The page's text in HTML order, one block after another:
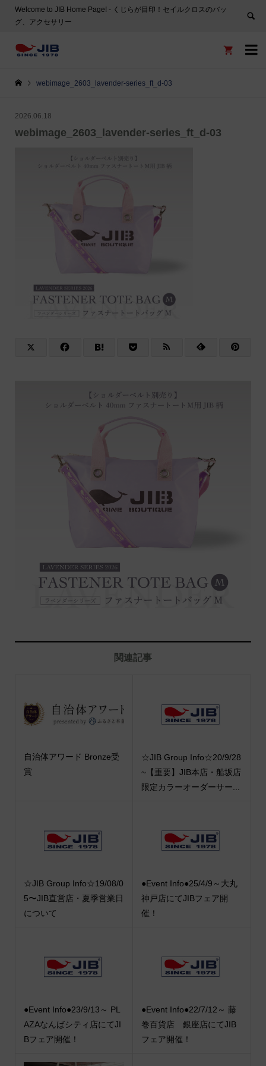
Welcome to JIB Home Page! ‐ くじらが目印！セイルクロスのバッ
グ、アクセサリー


webimage_2603_lavender-series_ft_d-03
2026.06.18
webimage_2603_lavender-series_ft_d-03
関連記事
自治体アワード Bronze受
賞
☆JIB Group Info☆20/9/28
~【重要】JIB本店・船坂店
限定カラーオーダーサー...
☆JIB Group Info☆19/08/0
5〜JIB直営店・夏季営業日
について
●Event Info●25/4/9～大丸
神戸店にてJIBフェア開
催！
●Event Info●23/9/13～ PL
AZAなんばシティ店にてJI
Bフェア開催！
●Event Info●22/7/12～ 藤
巻百貨店 銀座店にてJIB
フェア開催！